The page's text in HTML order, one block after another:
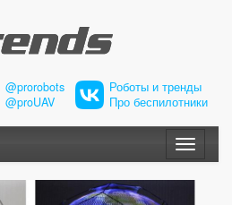
@prorobots
@proUAV
Роботы и тренды
Про беспилотники
Меню